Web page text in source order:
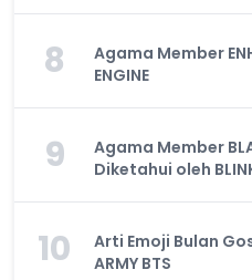
8
Agama Member
ENGINE
9
Agama Member
Diketahui oleh
10
Arti Emoji Bulan
ARMY BTS